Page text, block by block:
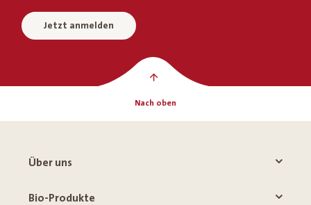
Jetzt anmelden
Nach oben
Über uns
Bio-Produkte